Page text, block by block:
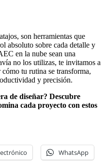
son herramientas que
absoluto sobre cada detalle y
en la nube sean una
no los utilizas, te invitamos a
tu rutina se transforma,
y precisión.
de diseñar? Descubre
cada proyecto con estos
WhatsApp